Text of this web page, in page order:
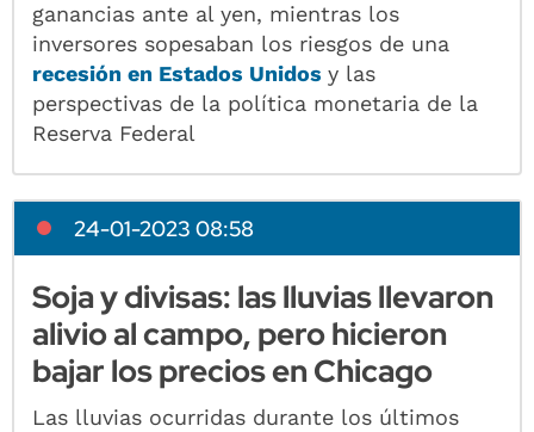
ganancias ante al yen, mientras los
inversores sopesaban los riesgos de una
recesión en Estados Unidosy las
perspectivas de la política monetaria de la
Reserva Federal
24-01-2023 08:58
Soja y divisas: las lluvias llevaron
alivio al campo, pero hicieron
bajar los precios en Chicago
Las lluvias ocurridas durante los últimos